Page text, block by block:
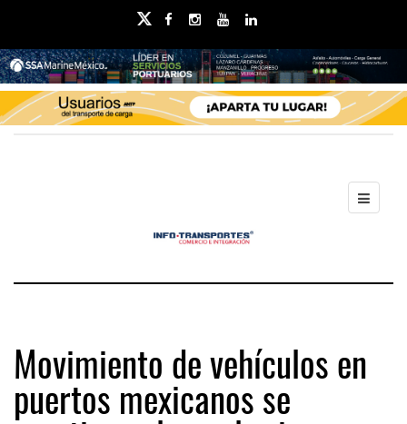
Movimiento de vehículos en
puertos mexicanos se